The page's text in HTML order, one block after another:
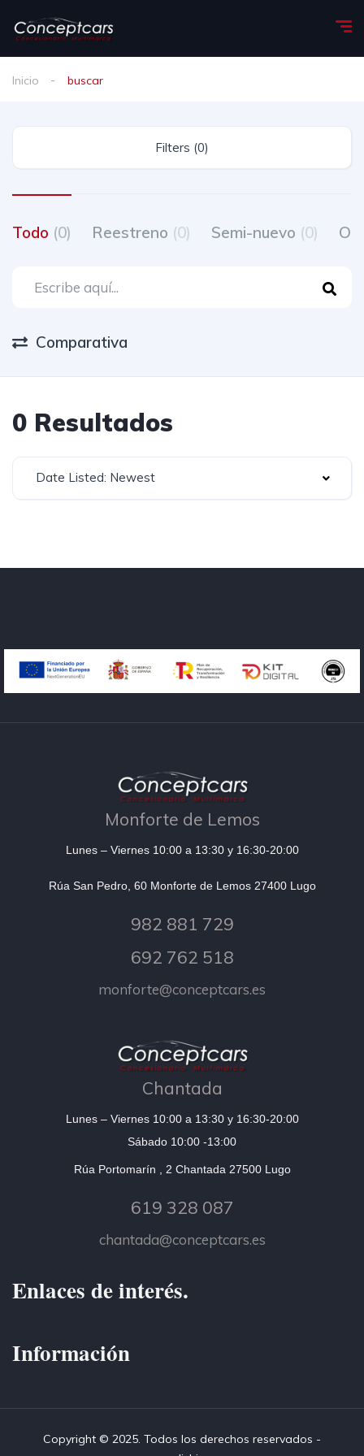
Inicio buscar
Filters (0)
Todo (0) Reestreno (0) Semi-nuevo (0)
Comparativa
0 Resultados
Date Listed: Newest
Monforte de Lemos
Lunes – Viernes 10:00 a 13:30 y 16:30-20:00
Rúa San Pedro, 60 Monforte de Lemos 27400 Lugo
982 881 729
692 762 518
monforte@conceptcars.es
Chantada
Lunes – Viernes 10:00 a 13:30 y 16:30-20:00
Sábado 10:00 -13:00
Rúa Portomarín , 2 Chantada 27500 Lugo
619 328 087
chantada@conceptcars.es
Enlaces de interés.
Información
Copyright © 2025. Todos los derechos reservados -